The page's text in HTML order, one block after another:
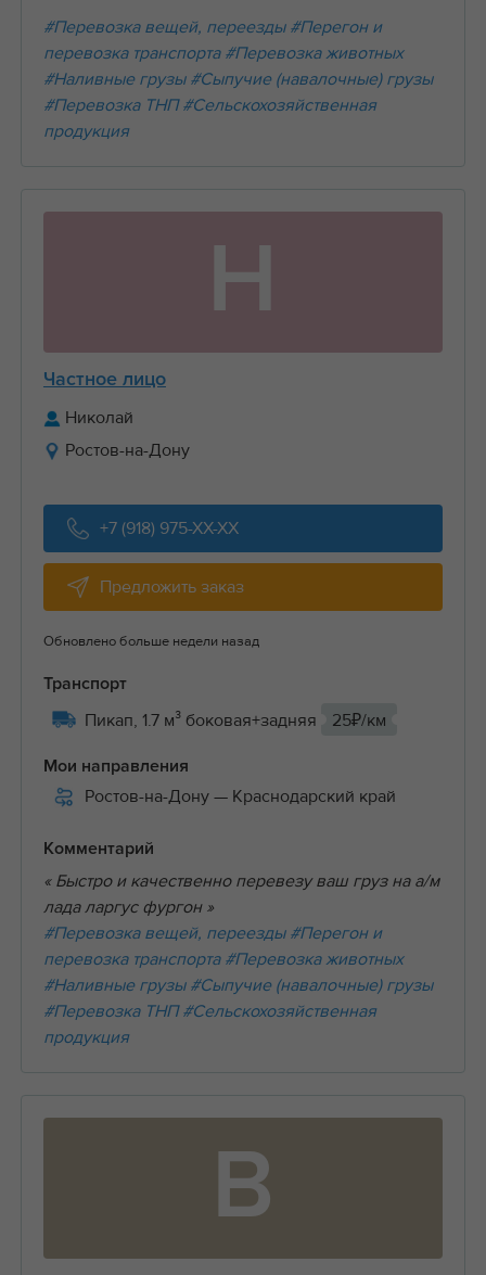
#Перевозка вещей, переезды #Перегон и
перевозка транспорта #Перевозка животных
#Наливные грузы #Сыпучие (навалочные) грузы
#Перевозка ТНП #Сельскохозяйственная
продукция
Н
Частное лицо
Николай
Ростов-на-Дону
+7 (918) 975-XX-XX
Предложить заказ
Обновлено больше недели назад
Транспорт
Пикап, 1.7 м³ боковая+задняя 25₽/км
Мои направления
Ростов-на-Дону — Краснодарский край
Комментарий
« Быстро и качественно перевезу ваш груз на а/м
лада ларгус фургон »
#Перевозка вещей, переезды #Перегон и
перевозка транспорта #Перевозка животных
#Наливные грузы #Сыпучие (навалочные) грузы
#Перевозка ТНП #Сельскохозяйственная
продукция
В